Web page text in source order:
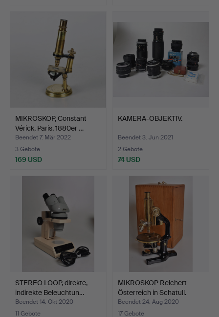
MIKROSKOP, Constant
Vérick, Paris, 1880er …
Beendet 7. Mär 2022
3 Gebote
169 USD
KAMERA-OBJEKTIV.
Beendet 3. Jun 2021
2 Gebote
74 USD
STEREO LOOP, direkte,
indirekte Beleuchtun…
Beendet 14. Okt 2020
11 Gebote
MIKROSKOP Reichert
Österreich in Schatull.
Beendet 24. Aug 2020
17 Gebote